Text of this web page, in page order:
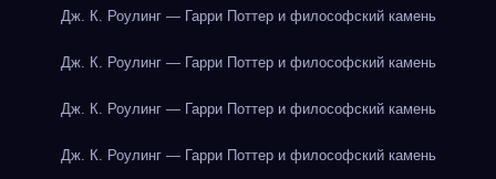
Дж. К. Роулинг — Гарри Поттер и философский камень
Дж. К. Роулинг — Гарри Поттер и философский камень
Дж. К. Роулинг — Гарри Поттер и философский камень
Дж. К. Роулинг — Гарри Поттер и философский камень